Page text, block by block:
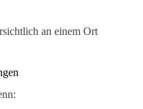
an einem Ort